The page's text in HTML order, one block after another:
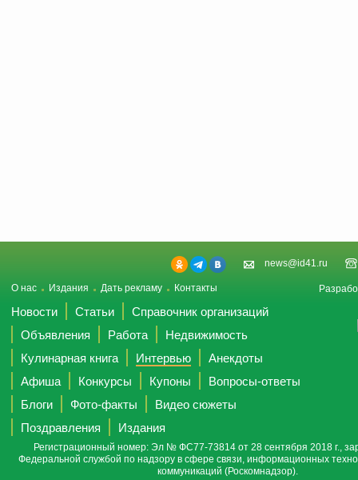
news@id41.ru
О нас Издания Дать рекламу Контакты
Новости Статьи
Справочник организаций
Объявления
Работа
Недвижимость
Кулинарная книга
Интервью
Анекдоты
Афиша
Конкурсы Купоны
Вопросы-ответы
Блоги
Фото-факты
Видео сюжеты
Поздравления
Издания
Регистрационный номер: Эл № ФС77-73814 от 28 сентября 2018 г.,
Федеральной службой по надзору в сфере связи, информационных
коммуникаций (Роскомнадзор).